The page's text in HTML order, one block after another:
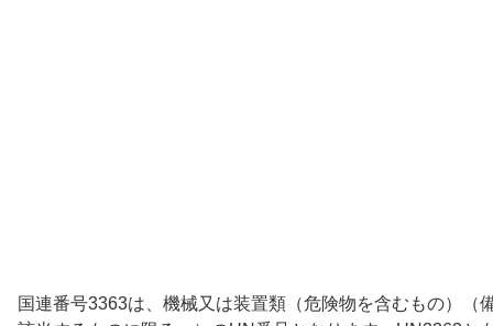
国連番号3363は、機械又は装置類（危険物を含むもの）（